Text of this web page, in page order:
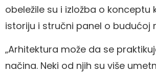
obeležile su i izložba o konceptu
istoriju i stručni panel o budućoj
„Arhitektura može da se
načina. Neki od njih su više